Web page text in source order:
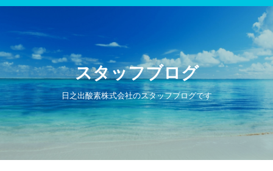
スタッフブログ
日之出酸素株式会社のスタッフブログです